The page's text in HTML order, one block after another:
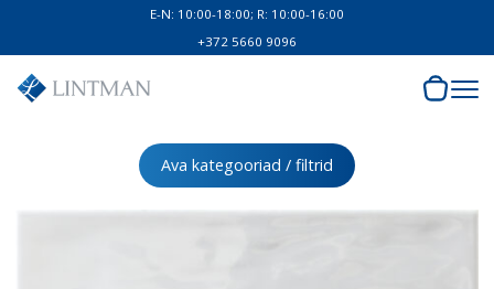
E-N: 10:00-18:00; R: 10:00-16:00
+372 5660 9096
Ava kategooriad / filtrid